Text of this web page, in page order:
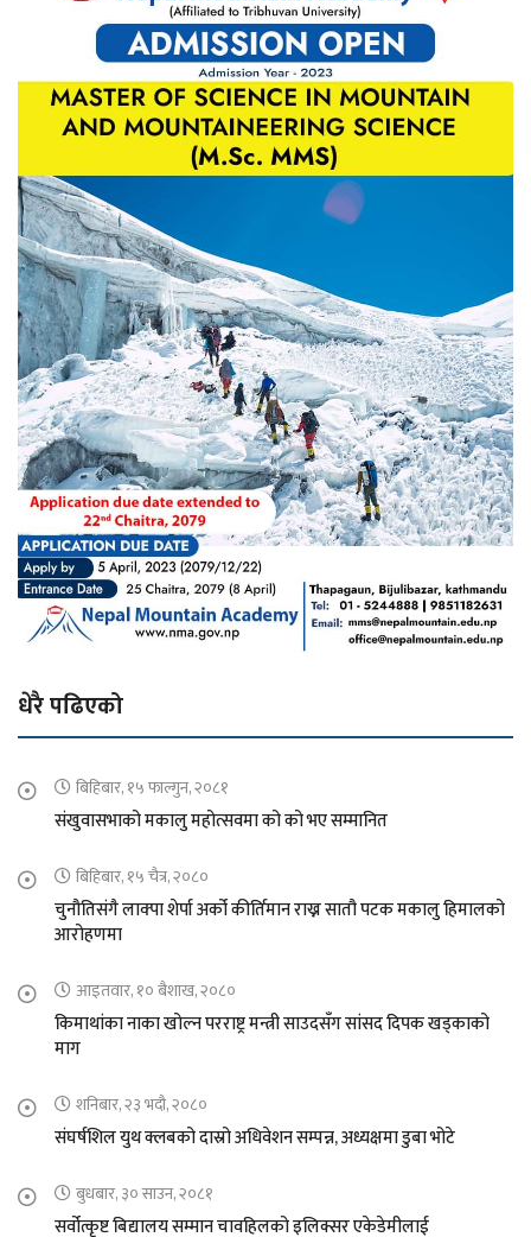
धेरै पढिएको
बिहिबार, १५ फाल्गुन, २०८१
संखुवासभाको मकालु महोत्सवमा को को भए सम्मानित
बिहिबार, १५ चैत्र, २०८०
चुनौतिसंगै लाक्पा शेर्पा अर्को कीर्तिमान राख्न सातौ पटक मकालु हिमालको
आरोहणमा
आइतवार, १० बैशाख, २०८०
किमाथांका नाका खोल्न परराष्ट्र मन्त्री साउदसँग सांसद दिपक खड्काको
माग
शनिबार, २३ भदौ, २०८०
संघर्षशिल युथ क्लबको दास्रो अधिवेशन सम्पन्न, अध्यक्षमा डुबा भोटे
बुधबार, ३० साउन, २०८१
सर्वोत्कृष्ट बिद्यालय सम्मान चावहिलको इलिक्सर एकेडेमीलाई